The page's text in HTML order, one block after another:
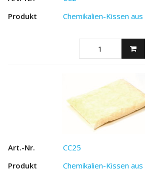
Chemikalien-Kissen
CC25
Chemikalien-Kissen